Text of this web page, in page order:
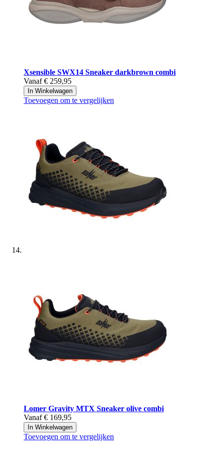
Xsensible SWX14 Sneaker darkbrown combi
Vanaf € 259,95
In Winkelwagen
Toevoegen om te vergelijken
Lomer Gravity MTX Sneaker olive combi
Vanaf € 169,95
In Winkelwagen
Toevoegen om te vergelijken